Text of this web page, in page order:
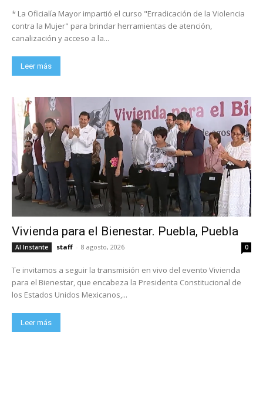
* La Oficialía Mayor impartió el curso "Erradicación de la Violencia
contra la Mujer" para brindar herramientas de atención,
canalización y acceso a la...
Leer más
Vivienda para el Bienestar. Puebla, Puebla
Al Instante staff - 8 agosto, 2026 0
Te invitamos a seguir la transmisión en vivo del evento Vivienda
para el Bienestar, que encabeza la Presidenta Constitucional de
los Estados Unidos Mexicanos,...
Leer más